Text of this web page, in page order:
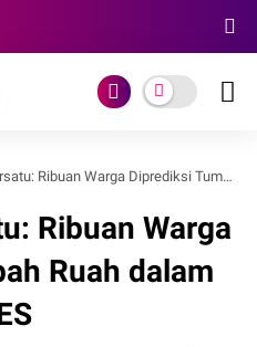
Warga Diprediksi Tumpah Ruah dalam Deklarasi SUKSES
Ribuan Warga
Ruah dalam